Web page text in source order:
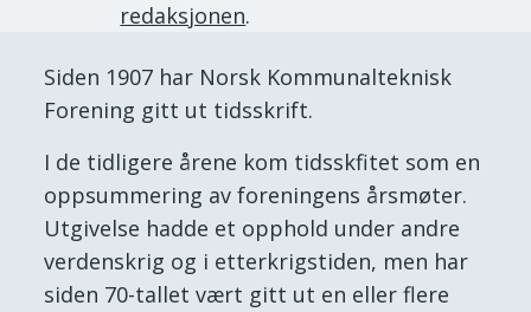
redaksjonen.
Siden 1907 har Norsk Kommunalteknisk
Forening gitt ut tidsskrift.
I de tidligere årene kom tidsskfitet som en
oppsummering av foreningens årsmøter.
Utgivelse hadde et opphold under andre
verdenskrig og i etterkrigstiden, men har
siden 70-tallet vært gitt ut en eller flere